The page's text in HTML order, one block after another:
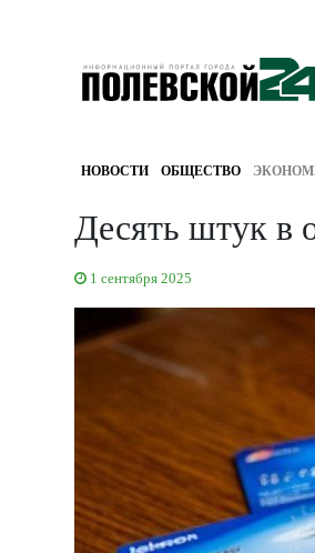
НОВОСТИ ОБЩЕСТВО
Десять штук в
1 сентября 2025